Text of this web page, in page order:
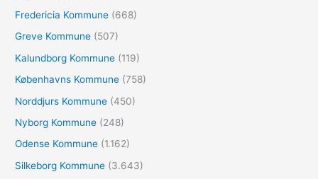
Fredericia Kommune (668)
Greve Kommune (507)
Kalundborg Kommune (119)
Københavns Kommune (758)
Norddjurs Kommune (450)
Nyborg Kommune (248)
Odense Kommune (1.162)
Silkeborg Kommune (3.643)